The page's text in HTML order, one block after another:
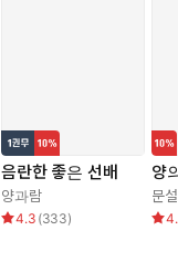
음란한 좋은 선배
양과람
4.3 (333)
양
문